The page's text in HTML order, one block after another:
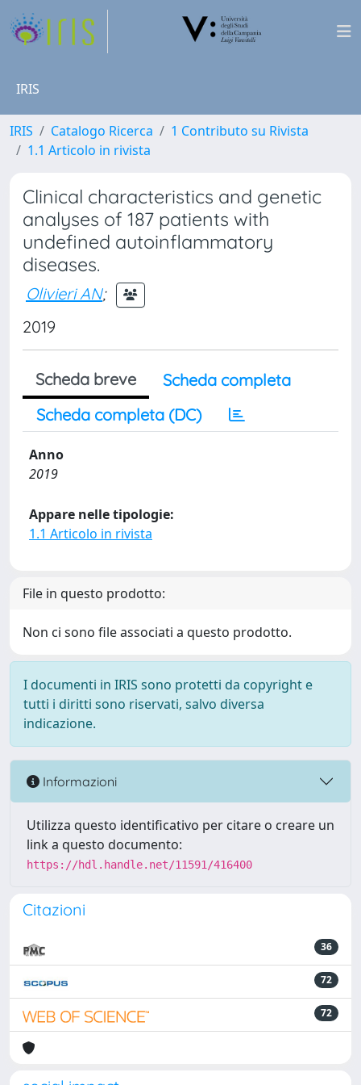
IRIS
IRIS Catalogo Ricerca
1 Contributo su Rivista
1.1 Articolo in rivista
Clinical characteristics and genetic
analyses of 187 patients with
undefined autoinflammatory
diseases.
Olivieri AN;
2019
Scheda breve
Scheda completa
Scheda completa (DC)
Anno
2019
Appare nelle tipologie:
1.1 Articolo in rivista
File in questo prodotto:
Non ci sono file associati a questo prodotto.
I documenti in IRIS sono protetti da copyright e
tutti i diritti sono riservati, salvo diversa
indicazione.
Informazioni
Utilizza questo identificativo per citare o creare un
link a questo documento:
https://hdl.handle.net/11591/416400
Citazioni
36
72
72